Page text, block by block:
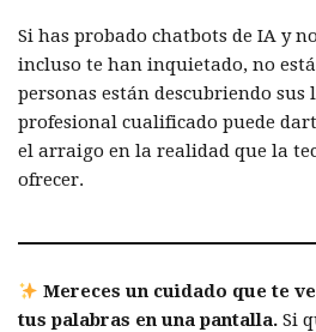
Si has probado chatbots de IA y
incluso te han inquietado, no
personas están descubriendo
profesional cualificado puede
el arraigo en la realidad que la
ofrecer.
Mereces un cuidado que te
tus palabras en una pantalla. Si